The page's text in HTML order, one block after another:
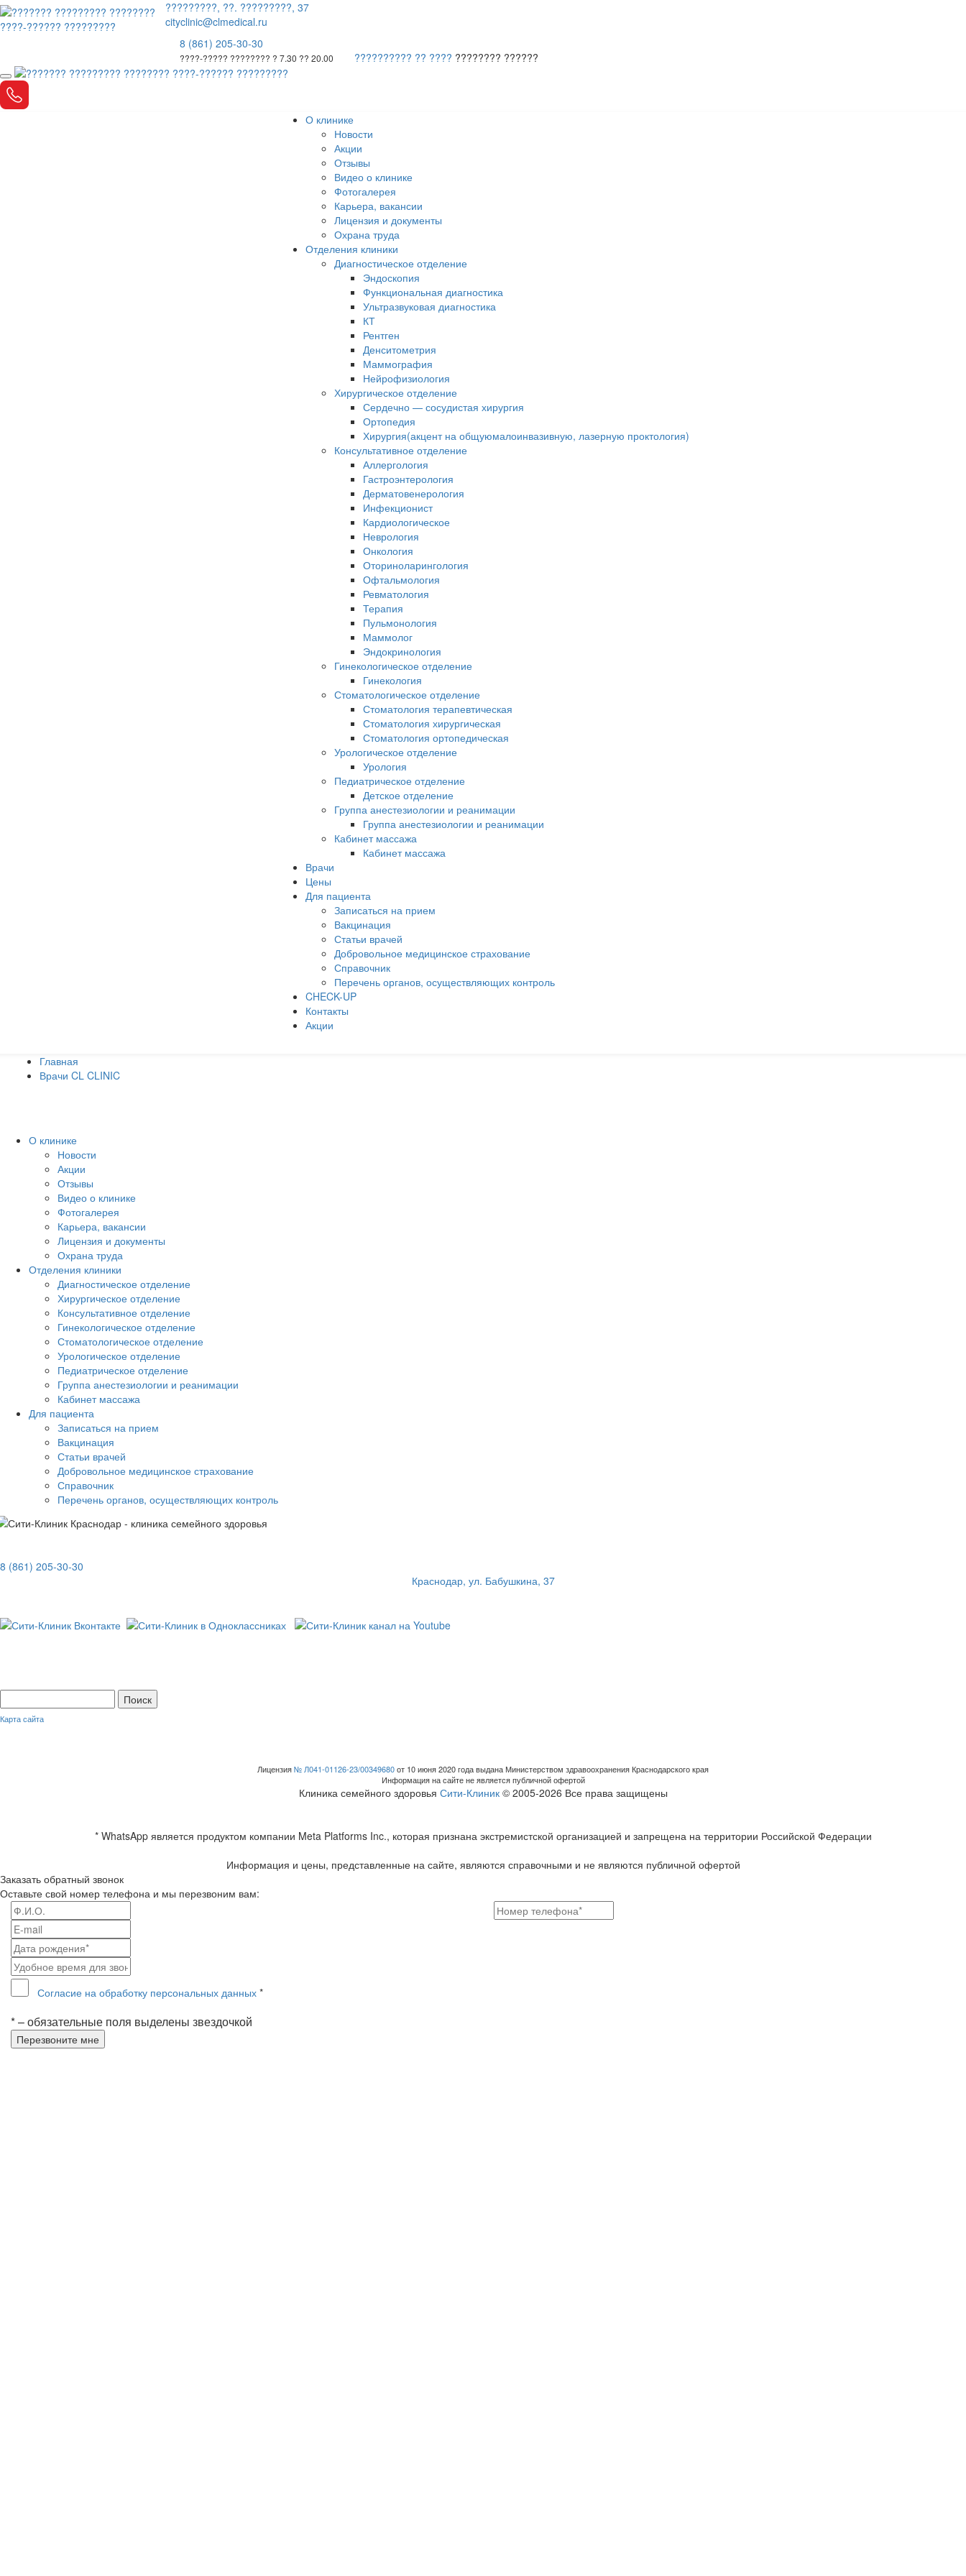
?????????, ??. ?????????, 37
cityclinic@clmedical.ru
8 (861) 205-30-30
????-????? ???????? ? 7.30 ?? 20.00 ?????????? ?? ???? ???????? ??????
О клинике
Новости
Акции
Отзывы
Видео о клинике
Фотогалерея
Карьера, вакансии
Лицензия и документы
Охрана труда
Отделения клиники
Диагностическое отделение
Эндоскопия
Функциональная диагностика
Ультразвуковая диагностика
КТ
Рентген
Денситометрия
Маммография
Нейрофизиология
Хирургическое отделение
Сердечно — сосудистая хирургия
Ортопедия
Хирургия(акцент на общуюмалоинвазивную, лазерную проктология)
Консультативное отделение
Аллергология
Гастроэнтерология
Дерматовенерология
Инфекционист
Кардиологическое
Неврология
Онкология
Оториноларингология
Офтальмология
Ревматология
Терапия
Пульмонология
Маммолог
Эндокринология
Гинекологическое отделение
Гинекология
Стоматологическое отделение
Стоматология терапевтическая
Стоматология хирургическая
Стоматология ортопедическая
Урологическое отделение
Урология
Педиатрическое отделение
Детское отделение
Группа анестезиологии и реанимации
Группа анестезиологии и реанимации
Кабинет массажа
Кабинет массажа
Врачи
Цены
Для пациента
Записаться на прием
Вакцинация
Статьи врачей
Добровольное медицинское страхование
Справочник
Перечень органов, осуществляющих контроль
CHECK-UP
Контакты
Акции
Главная
Врачи CL CLINIC
О клинике
Новости
Акции
Отзывы
Видео о клинике
Фотогалерея
Карьера, вакансии
Лицензия и документы
Охрана труда
Отделения клиники
Диагностическое отделение
Хирургическое отделение
Консультативное отделение
Гинекологическое отделение
Стоматологическое отделение
Урологическое отделение
Педиатрическое отделение
Группа анестезиологии и реанимации
Кабинет массажа
Для пациента
Записаться на прием
Вакцинация
Статьи врачей
Добровольное медицинское страхование
Справочник
Перечень органов, осуществляющих контроль
8 (861) 205-30-30
Краснодар, ул. Бабушкина, 37
Карта сайта
Лицензия№ Л041-01126-23/00349680от 10 июня 2020 года выдана Министерством здравоохранения Краснодарского края
Информация на сайте не является публичной офертой
Клиника семейного здоровья Сити-Клиник© 2005-2026 Все права защищены
* WhatsApp является продуктом компании Meta Platforms Inc., которая признана экстремистской организацией и запрещена на территории Российской Федерации
Информация и цены, представленные на сайте, являются справочными и не являются публичной офертой
Заказать обратный звонок
Оставьте свой номер телефона и мы перезвоним вам:
Согласие на обработку персональных данных *
* – обязательные поля выделены звездочкой